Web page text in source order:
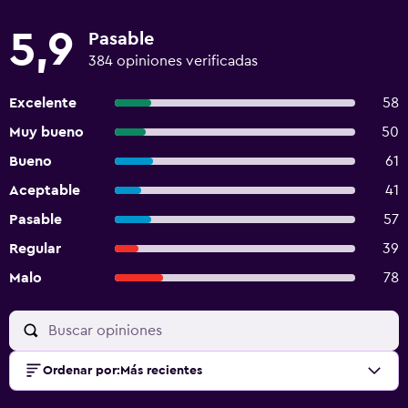
5,9 Pasable
384 opiniones verificadas
Excelente
58
Muy bueno
50
Bueno
61
Aceptable
41
Pasable
57
Regular
39
Malo
78
Ordenar por: Más recientes